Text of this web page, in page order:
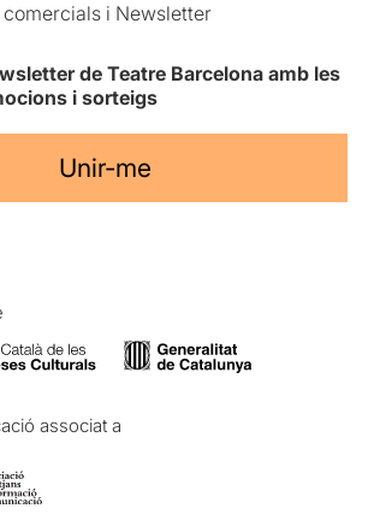
i Newsletter
de Teatre Barcelona amb les
i sorteigs
Unir-me
associat a